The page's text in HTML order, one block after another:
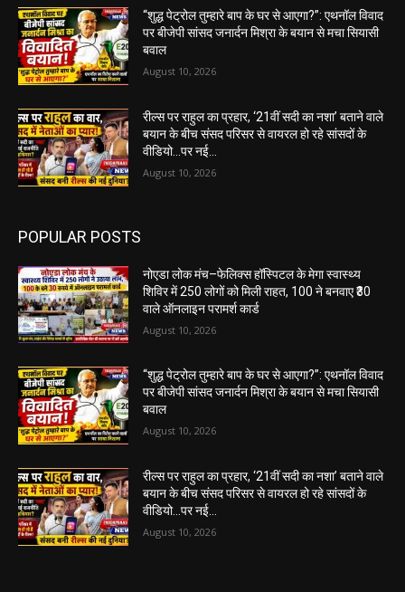
“शुद्ध पेट्रोल तुम्हारे बाप के घर से आएगा?”: एथनॉल विवाद
पर बीजेपी सांसद जनार्दन मिश्रा के बयान से मचा सियासी
बवाल
August 10, 2026
रील्स पर राहुल का प्रहार, ‘21वीं सदी का नशा’ बताने वाले
बयान के बीच संसद परिसर से वायरल हो रहे सांसदों के
वीडियो…पर नई...
August 10, 2026
POPULAR POSTS
नोएडा लोक मंच–फेलिक्स हॉस्पिटल के मेगा स्वास्थ्य
शिविर में 250 लोगों को मिली राहत, 100 ने बनवाए ₹30
वाले ऑनलाइन परामर्श कार्ड
August 10, 2026
“शुद्ध पेट्रोल तुम्हारे बाप के घर से आएगा?”: एथनॉल विवाद
पर बीजेपी सांसद जनार्दन मिश्रा के बयान से मचा सियासी
बवाल
August 10, 2026
रील्स पर राहुल का प्रहार, ‘21वीं सदी का नशा’ बताने वाले
बयान के बीच संसद परिसर से वायरल हो रहे सांसदों के
वीडियो…पर नई...
August 10, 2026